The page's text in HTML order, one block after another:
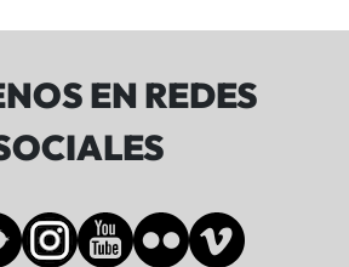
EN REDES